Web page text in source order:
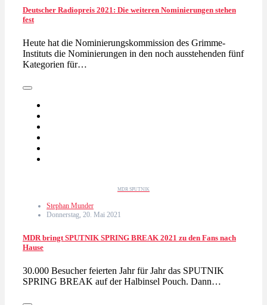
Deutscher Radiopreis 2021: Die weiteren Nominierungen stehen
fest
Heute hat die Nominierungskommission des Grimme-
Instituts die Nominierungen in den noch ausstehenden fünf
Kategorien für…
MDR SPUTNIK
Stephan Munder
Donnerstag, 20. Mai 2021
MDR bringt SPUTNIK SPRING BREAK 2021 zu den Fans nach
Hause
30.000 Besucher feierten Jahr für Jahr das SPUTNIK
SPRING BREAK auf der Halbinsel Pouch. Dann…